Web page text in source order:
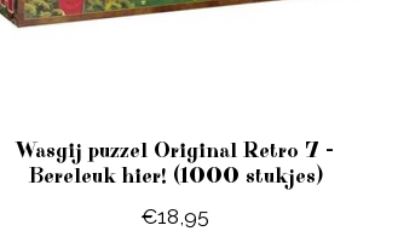
Wasgij puzzel Original Retro 7 -
Bereleuk hier! (1000 stukjes)
€18,95